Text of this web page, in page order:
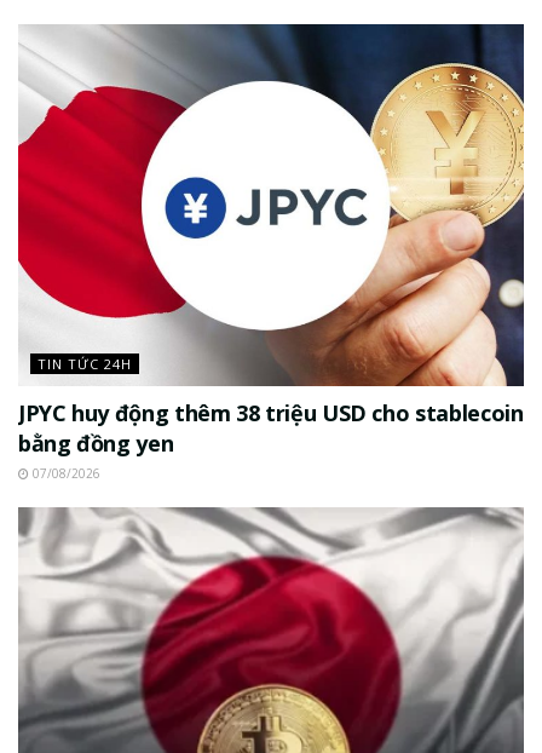
TIN TỨC 24H
JPYC huy động thêm 38 triệu USD cho stablecoin
bằng đồng yen
07/08/2026